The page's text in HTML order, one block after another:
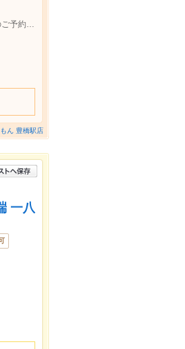
豊橋駅約1分◆個室のご案内可能◆2名様～最大21名様まで対応可能♪宴会のご予約承っております♪昼飲みはひろうもん!!
ん 豊橋駅店
一八